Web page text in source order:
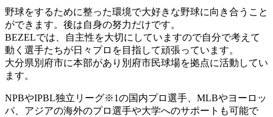
野球をするために整った環境で大好きな野球に向き合うこと
ができます。後は自身の努力だけです。
BEZELでは、自主性を大切にしていますので自分で考えて
動く選手たちが日々プロを目指して頑張っています。
大分県別府市に本部があり別府市民球場を拠点に活動してい
ます。
NPBやIPBL独立リーグ※1の国内プロ選手、MLBやヨーロッ
パ、アジアの海外のプロ選手や大学へのサポートも可能で